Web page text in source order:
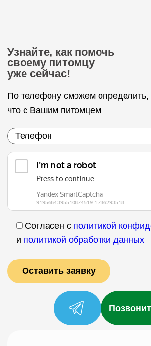
Узнайте, как помочь
своему питомцу
уже сейчас!
По телефону сможем определить,
что с Вашим питомцем
Согласен с политикой
и политикой обработки данных